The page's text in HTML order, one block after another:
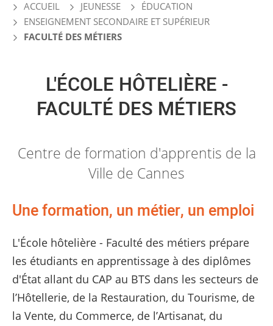
ACCUEIL JEUNESSE
ÉDUCATION
ENSEIGNEMENT SECONDAIRE ET SUPÉRIEUR
FACULTÉ DES MÉTIERS
L'ÉCOLE HÔTELIÈRE -
FACULTÉ DES MÉTIERS
Centre de formation d'apprentis de la
Ville de Cannes
Une formation, un métier, un emploi
L'École hôtelière - Faculté des métiers prépare
les étudiants en apprentissage à des diplômes
d'État allant du CAP au BTS dans les secteurs de
l’Hôtellerie, de la Restauration, du Tourisme, de
la Vente, du Commerce, de l’Artisanat, du